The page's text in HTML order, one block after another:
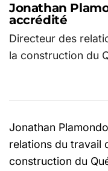
Jonathan
accrédité
Directeur des
la construction du
Jonathan
relations du travail
construction du